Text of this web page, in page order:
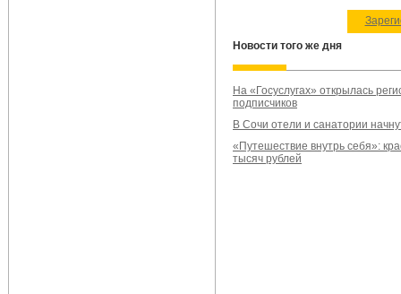
Новости того же дня
На «Госуслугах» открылась
подписчиков
В Сочи отели и санатории
«Путешествие внутрь себя»:
тысяч рублей